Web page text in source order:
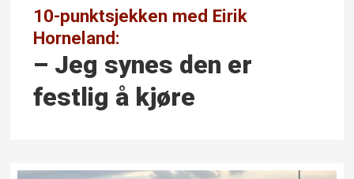
10-punktsjekken med Eirik
Horneland:
– Jeg synes den er
festlig å kjøre